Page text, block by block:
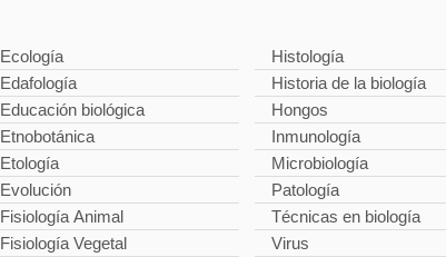
Ecología
Edafología
Educación biológica
Etnobotánica
Etología
Evolución
Fisiología Animal
Fisiología Vegetal
Histología
Historia de la biología
Hongos
Inmunología
Microbiología
Patología
Técnicas en biología
Virus